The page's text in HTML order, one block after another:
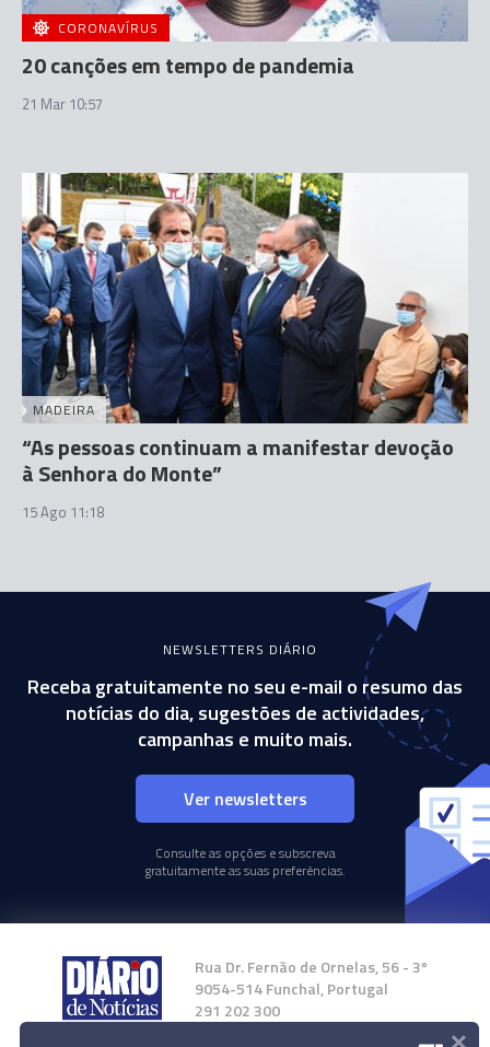
CORONAVÍRUS
20 canções em tempo de pandemia
21 Mar 10:57
MADEIRA
“As pessoas continuam a manifestar devoção
à Senhora do Monte”
15 Ago 11:18
NEWSLETTERS DIÁRIO
Receba gratuitamente no seu e-mail o resumo das
notícias do dia, sugestões de actividades,
campanhas e muito mais.
Ver newsletters
Consulte as opções e subscreva
gratuitamente as suas preferências.
Rua Dr. Fernão de Ornelas, 56 - 3º
9054-514 Funchal, Portugal
291 202 300